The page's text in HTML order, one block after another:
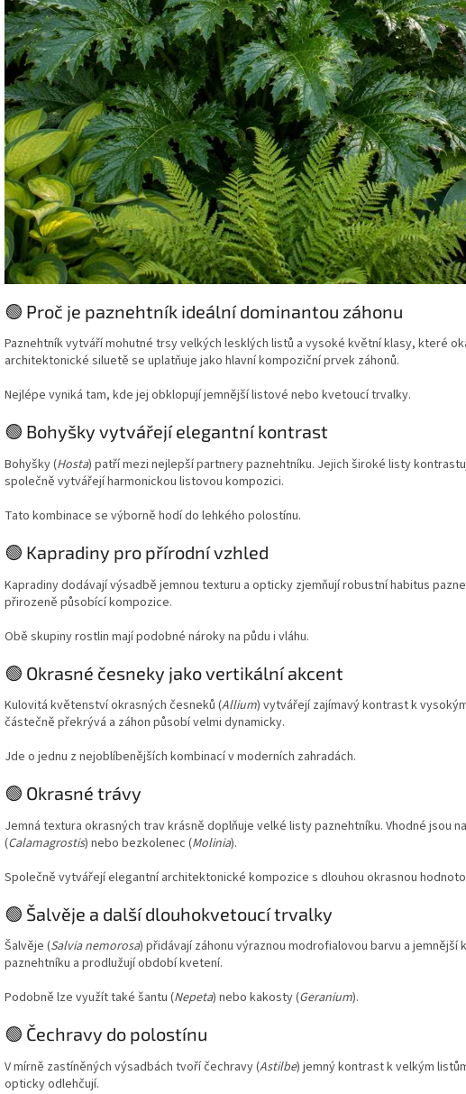
🟢 Proč je paznehtník ideální dominantou záhonu
Paznehtník vytváří mohutné trsy velkých lesklých listů a vysoké květní klasy, které
architektonické siluetě se uplatňuje jako hlavní kompoziční prvek záhonů.
Nejlépe vyniká tam, kde jej obklopují jemnější listové nebo kvetoucí trvalky.
🟢 Bohyšky vytvářejí elegantní kontrast
Bohyšky (Hosta) patří mezi nejlepší partnery paznehtníku. Jejich široké listy
společně vytvářejí harmonickou listovou kompozici.
Tato kombinace se výborně hodí do lehkého polostínu.
🟢 Kapradiny pro přírodní vzhled
Kapradiny dodávají výsadbě jemnou texturu a opticky zjemňují robustní habitus
přirozeně působící kompozice.
Obě skupiny rostlin mají podobné nároky na půdu i vláhu.
🟢 Okrasné česneky jako vertikální akcent
Kulovitá květenství okrasných česneků (Allium) vytvářejí zajímavý kontrast k
částečně překrývá a záhon působí velmi dynamicky.
Jde o jednu z nejoblíbenějších kombinací v moderních zahradách.
🟢 Okrasné trávy
Jemná textura okrasných trav krásně doplňuje velké listy paznehtníku. Vhodné jsou
(Calamagrostis) nebo bezkolenec (Molinia).
Společně vytvářejí elegantní architektonické kompozice s dlouhou okrasnou
🟢 Šalvěje a další dlouhokvetoucí trvalky
Šalvěje (Salvia nemorosa) přidávají záhonu výraznou modrofialovou barvu a
paznehtníku a prodlužují období kvetení.
Podobně lze využít také šantu (Nepeta) nebo kakosty (Geranium).
🟢 Čechravy do polostínu
V mírně zastíněných výsadbách tvoří čechravy (Astilbe) jemný kontrast k velkým
opticky odlehčují.